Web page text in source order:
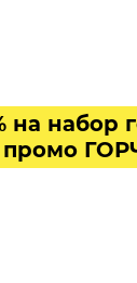
на набор
промо